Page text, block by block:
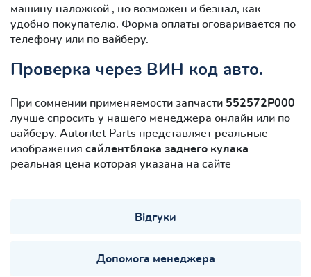
машину наложкой , но возможен и безнал, как
удобно покупателю. Форма оплаты оговаривается по
телефону или по вайберу.
Проверка через ВИН код авто.
При сомнении применяемости запчасти 552572P000
лучше спросить у нашего менеджера онлайн или по
вайберу. Autoritet Parts представляет реальные
изображения сайлентблокa заднего кулака
реальная цена которая указана на сайте
Відгуки
Допомога менеджера